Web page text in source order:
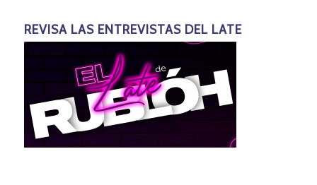
REVISA LAS ENTREVISTAS DEL LATE